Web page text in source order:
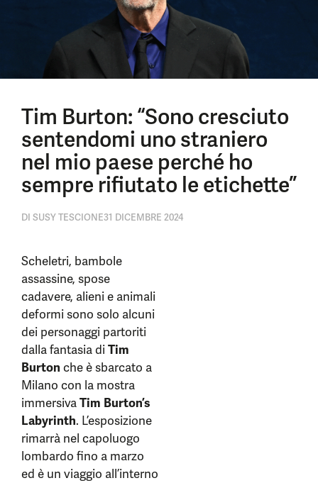
Tim Burton: “Sono cresciuto
sentendomi uno straniero
nel mio paese perché ho
sempre rifiutato le etichette”
DI SUSY TESCIONE31 DICEMBRE 2024
Scheletri, bambole
assassine, spose
cadavere, alieni e animali
deformi sono solo alcuni
dei personaggi partoriti
dalla fantasia diTim
Burton che è sbarcato a
Milano con la mostra
immersivaTim Burton’s
Labyrinth. L’esposizione
rimarrà nel capoluogo
lombardo fino a marzo
ed è un viaggio all’interno